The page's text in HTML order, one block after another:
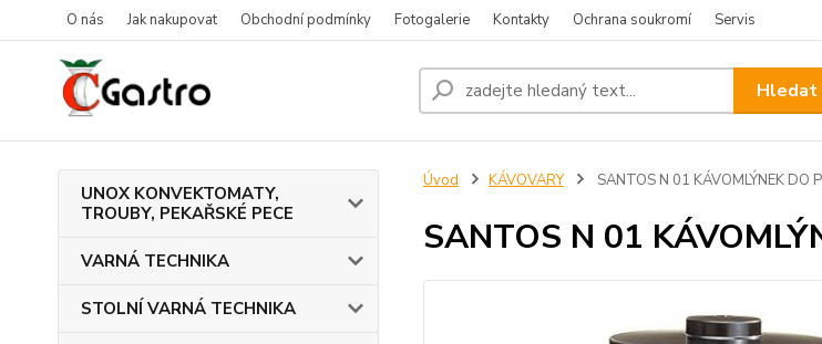
O nás Jak nakupovat Obchodní podmínky Fotogalerie Kontakty Ochrana soukromí Servis
Hledat
UNOX KONVEKTOMATY,
TROUBY, PEKAŘSKÉ PECE
VARNÁ TECHNIKA
STOLNÍ VARNÁ TECHNIKA
Úvod KÁVOVARY SANTOS N 01 KÁVOMLÝNEK DO
SANTOS N 01